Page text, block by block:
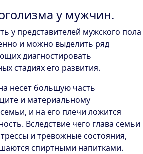
у мужчин.
у представителей мужского пола
и можно выделить ряд
диагностировать
стадиях его развития.
несет большую часть
и материальному
и на его плечи ложится
Вследствие чего глава семьи
и тревожные состояния,
спиртными напитками.